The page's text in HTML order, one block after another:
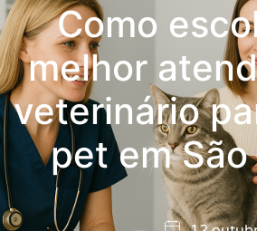
Como
melhor
veterinário
pet em São